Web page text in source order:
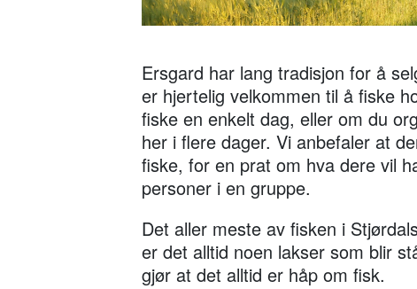
Ersgard har lang tradisjon for å
er hjertelig velkommen til å fiske
fiske en enkelt dag, eller om du
her i flere dager. Vi anbefaler at
fiske, for en prat om hva dere vil
personer i en gruppe.
Det aller meste av fisken i
er det alltid noen lakser som blir
gjør at det alltid er håp om fisk.